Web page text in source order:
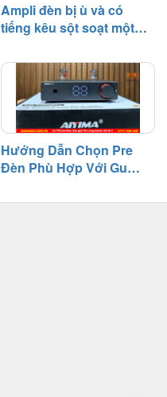
Ampli đèn bị ù và có
tiếng kêu sột soạt một
cách khắc phục
Hướng Dẫn Chọn Pre
Đèn Phù Hợp Với Gu